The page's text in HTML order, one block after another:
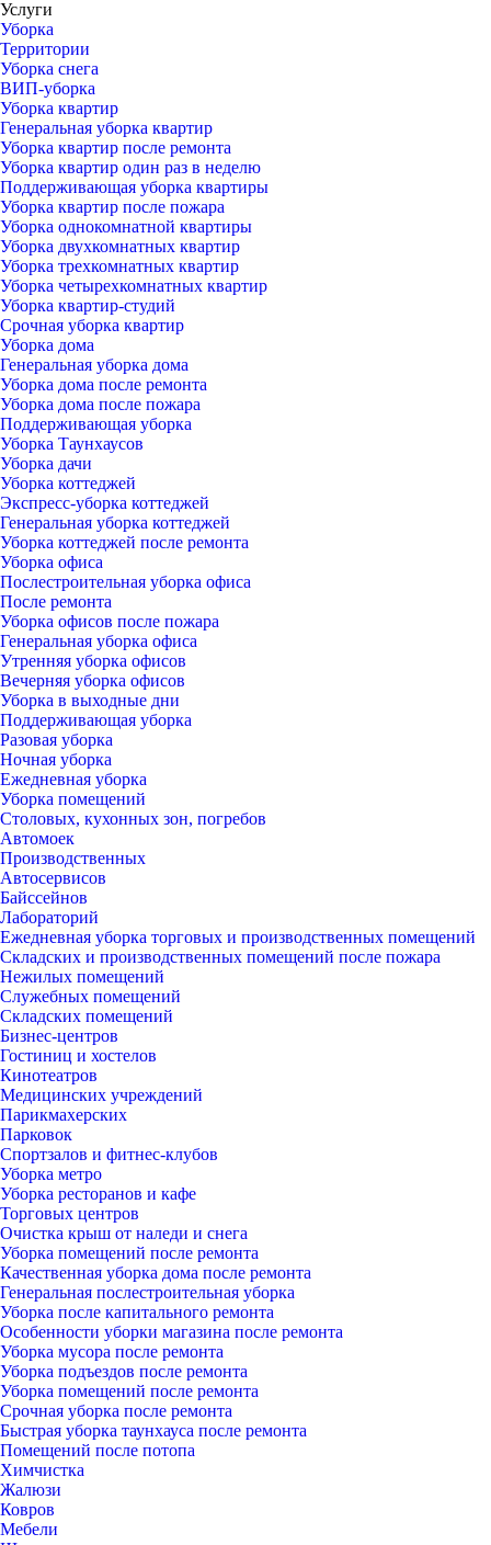
Услуги
Уборка
Территории
Уборка снега
ВИП-уборка
Уборка квартир
Генеральная уборка квартир
Уборка квартир после ремонта
Уборка квартир один раз в неделю
Поддерживающая уборка квартиры
Уборка квартир после пожара
Уборка однокомнатной квартиры
Уборка двухкомнатных квартир
Уборка трехкомнатных квартир
Уборка четырехкомнатных квартир
Уборка квартир-студий
Срочная уборка квартир
Уборка дома
Генеральная уборка дома
Уборка дома после ремонта
Уборка дома после пожара
Поддерживающая уборка
Уборка Таунхаусов
Уборка дачи
Уборка коттеджей
Экспресс-уборка коттеджей
Генеральная уборка коттеджей
Уборка коттеджей после ремонта
Уборка офиса
Послестроительная уборка офиса
После ремонта
Уборка офисов после пожара
Генеральная уборка офиса
Утренняя уборка офисов
Вечерняя уборка офисов
Уборка в выходные дни
Поддерживающая уборка
Разовая уборка
Ночная уборка
Ежедневная уборка
Уборка помещений
Столовых, кухонных зон, погребов
Автомоек
Производственных
Автосервисов
Байссейнов
Лабораторий
Ежедневная уборка торговых и производственных помещений
Складских и производственных помещений после пожара
Нежилых помещений
Служебных помещений
Складских помещений
Бизнес-центров
Гостиниц и хостелов
Кинотеатров
Медицинских учреждений
Парикмахерских
Парковок
Спортзалов и фитнес-клубов
Уборка метро
Уборка ресторанов и кафе
Торговых центров
Очистка крыш от наледи и снега
Уборка помещений после ремонта
Качественная уборка дома после ремонта
Генеральная послестроительная уборка
Уборка после капитального ремонта
Особенности уборки магазина после ремонта
Уборка мусора после ремонта
Уборка подъездов после ремонта
Уборка помещений после ремонта
Срочная уборка после ремонта
Быстрая уборка таунхауса после ремонта
Помещений после потопа
Химчистка
Жалюзи
Ковров
Мебели